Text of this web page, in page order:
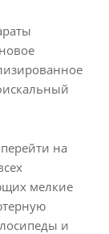
на
мелкие
и